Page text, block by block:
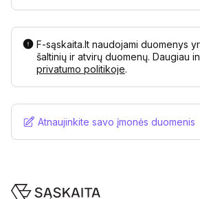
F-sąskaita.lt naudojami duomenys
šaltinių ir atvirų duomenų. Daugiau
privatumo politikoje.
Atnaujinkite savo įmonės duomenis
Footer